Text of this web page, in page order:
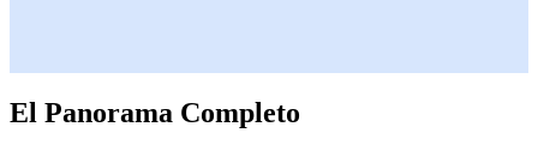
El Panorama Completo